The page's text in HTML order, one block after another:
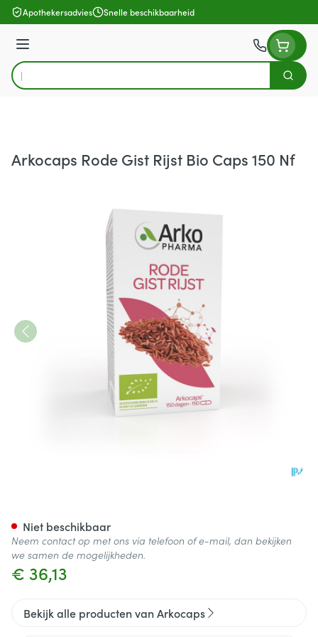
Ga naar de inhoud
Apothekersadvies Snelle beschikbaarheid
Menu
Product, merk, categorie...
Zoek
Arkocaps Rode Gist Rijst Bio Caps 150 Nf
€ 36,13
Niet beschikbaar
Neem contact op met ons via telefoon of e-mail, dan bekijken
we samen de mogelijkheden.
Bekijk alle producten van Arkocaps